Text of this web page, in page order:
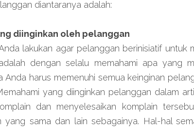
diantaranya adalah:
diinginkan oleh pelanggan
lakukan agar pelanggan berinisiatif untuk
dengan selalu memahami apa yang
Anda harus memenuhi semua keinginan
yang diinginkan pelanggan dalam
dan menyelesaikan komplain
yang sama dan lain sebagainya. Hal-hal